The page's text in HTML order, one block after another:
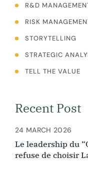
R&D
RISK
STORYTELLING
STRATEGIC
TELL THE VALUE
Recent Post
Le leadership du
refuse de choisir
24 MARCH 2026